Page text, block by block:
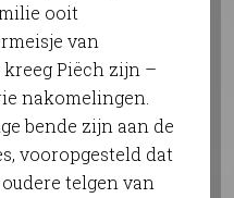
ooit
van
Piëch zijn –
nakomelingen.
bende zijn aan de
vooropgesteld dat
telgen van